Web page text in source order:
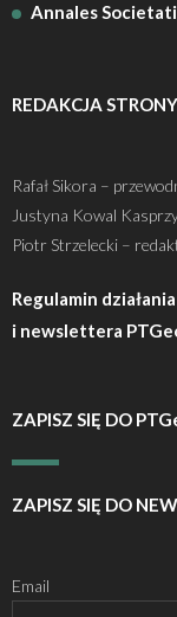
Annales
REDAKCJA
Rafał Sikora –
Justyna Kowal
Piotr Strzelecki –
Regulamin
i newslettera
ZAPISZ SIĘ DO
ZAPISZ SIĘ DO
Email